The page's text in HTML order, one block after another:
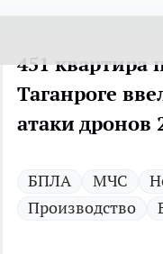
451 квартира
Таганроге
атаки дронов
БПЛА МЧС
Производство